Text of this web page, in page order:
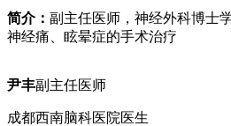
简介： 副主任医师，神经外科博士
神经痛、眩晕症的手术治疗
尹丰副主任医师
成都西南脑科医院医生